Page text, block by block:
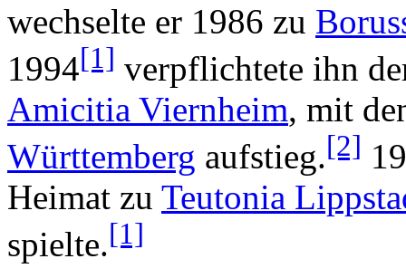
wechselte er 1986 zu
1994[1] verpflichtete ihn
Amicitia Viernheim, mit
Württemberg aufstieg.[2]
Heimat zu Teutonia
spielte.[1]